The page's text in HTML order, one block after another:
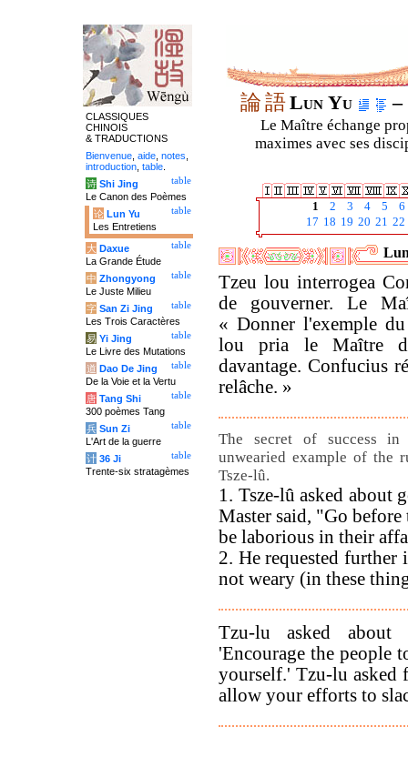
論語Lun Yu –
Le Maître échange
maximes avec ses
1 2 3 4 5
6
17 18 19 20 21 22
Tzeu lou interrogea
de gouverner. Le
« Donner l'exemple
lou pria le Maître
davantage. Confucius
relâche. »
The secret of success
unwearied example of the
Tsze-lû.
1. Tsze-lû asked about
Master said, "Go
be laborious in their
2. He requested further
not weary (in these
Tzu-lu asked about
'Encourage the people
yourself.' Tzu-lu asked
allow your efforts to
CLASSIQUES
CHINOIS
& TRADUCTIONS
Bienvenue aide notes
introduction table
table
诗 Shi Jing
Le Canon des Poèmes
table
论 Lun Yu
Les Entretiens
table
大 Daxue
La Grande Étude
table
中 Zhongyong
Le Juste Milieu
table
字 San Zi Jing
Les Trois Caractères
table
易 Yi Jing
Le Livre des Mutations
table
道 Dao De Jing
De la Voie et la Vertu
table
唐 Tang Shi
300 poèmes Tang
table
兵 Sun Zi
L'Art de la guerre
table
计 36 Ji
Trente-six stratagèmes